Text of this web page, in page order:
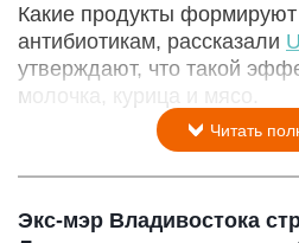
Какие продукты формируют
антибиотикам, рассказали
утверждают, что такой
молочка, курица и мясо.
Читать
Экс-мэр Владивостока